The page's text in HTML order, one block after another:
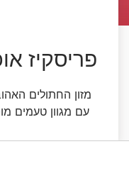
פריסקיז
מזון החתולים
עם מגוון טעמים